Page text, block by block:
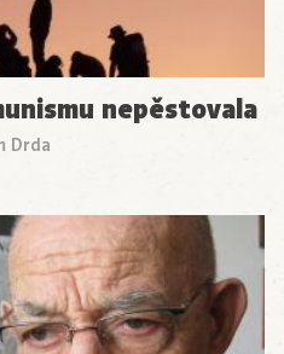
nepěstovala
Drda